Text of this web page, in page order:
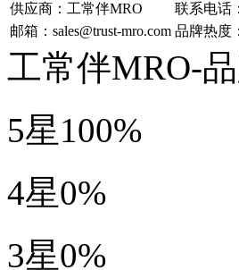
供应商：工常伴MRO
联系电话
邮箱：sales@trust-mro.com 品牌热度
工常伴MRO-
5星100%
4星0%
3星0%